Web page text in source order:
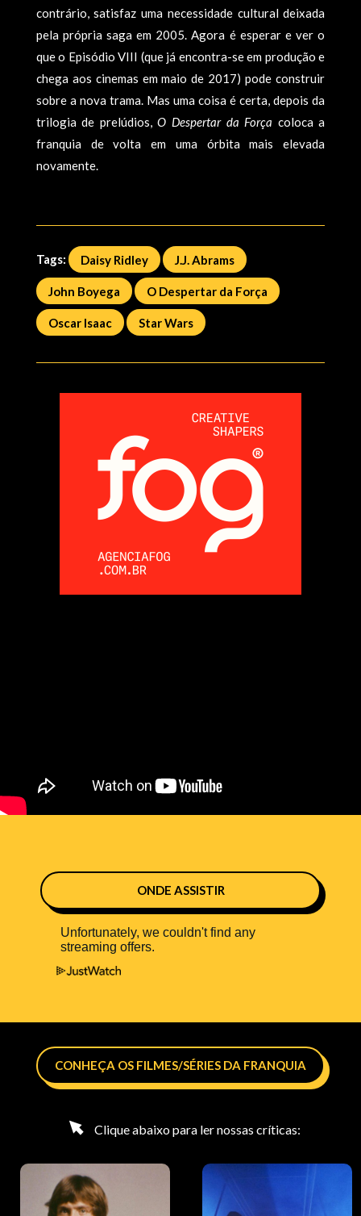
contrário, satisfaz uma necessidade cultural deixada
pela própria saga em 2005. Agora é esperar e ver o
que o Episódio VIII (que já encontra-se em produção e
chega aos cinemas em maio de 2017) pode construir
sobre a nova trama. Mas uma coisa é certa, depois da
trilogia de prelúdios,O Despertar da Força coloca a
franquia de volta em uma órbita mais elevada
novamente.
Tags: Daisy Ridley J.J. Abrams
John Boyega O Despertar da Força
Oscar Isaac Star Wars
ONDE ASSISTIR
CONHEÇA OS FILMES/SÉRIES DA FRANQUIA
Clique abaixo para ler nossas críticas: